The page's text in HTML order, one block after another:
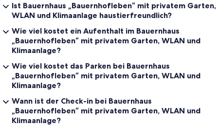
Ist Bauernhaus „Bauernhofleben“ mit privatem Garten,
WLAN und Klimaanlage haustierfreundlich?
Wie viel kostet ein Aufenthalt im Bauernhaus
„Bauernhofleben“ mit privatem Garten, WLAN und
Klimaanlage?
Wie viel kostet das Parken bei Bauernhaus
„Bauernhofleben“ mit privatem Garten, WLAN und
Klimaanlage?
Wann ist der Check-in bei Bauernhaus
„Bauernhofleben“ mit privatem Garten, WLAN und
Klimaanlage?